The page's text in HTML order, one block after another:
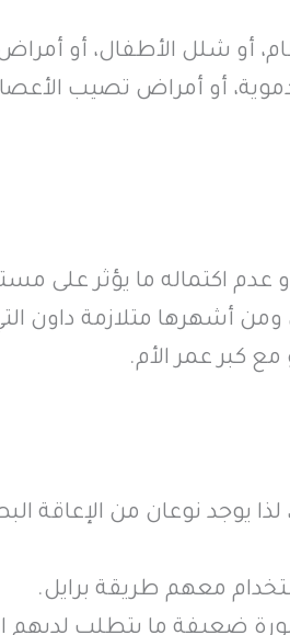
أو شلل الأطفال، أو أمراض
أو أمراض تصيب
عدم اكتماله ما يؤثر على
ومن أشهرها متلازمة داون
كبر عمر الأم.
لذا يوجد نوعان من الإعاقة
معهم طريقة برايل.
ضعيفة ما يتطلب لديهم